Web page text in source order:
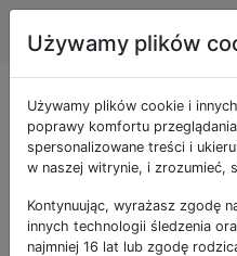
Apple
Gdzie
beta?
Używamy plików
Używamy plików cookie i
poprawy komfortu
spersonalizowane treści i
w naszej witrynie, i zrozumieć,
Kontynuując, wyrażasz zgodę
innych technologii śledzenia
najmniej 16 lat lub zgodę